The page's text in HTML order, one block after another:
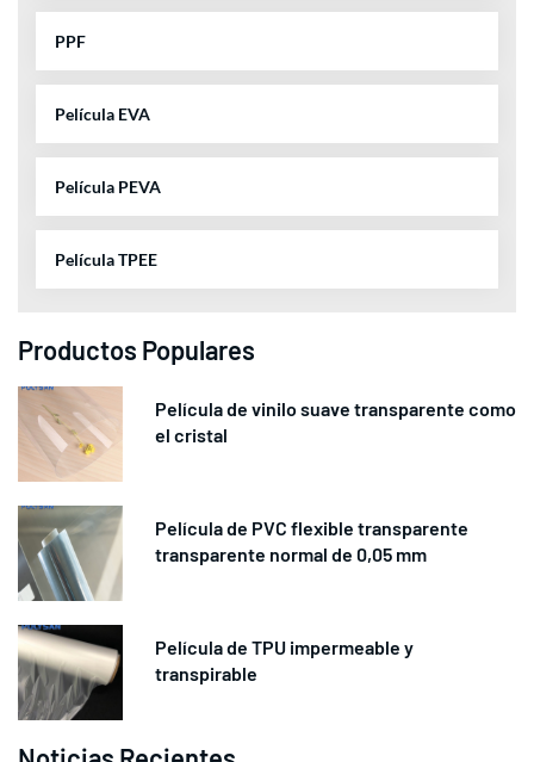
PPF
Película EVA
Película PEVA
Película TPEE
Productos Populares
Película de vinilo suave transparente como
el cristal
Película de PVC flexible transparente
transparente normal de 0,05 mm
Película de TPU impermeable y
transpirable